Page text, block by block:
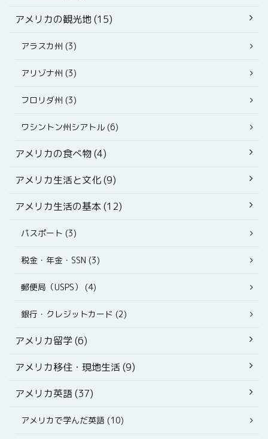
アメリカの観光地 (15)
アラスカ州 (3)
アリゾナ州 (3)
フロリダ州 (3)
ワシントン州シアトル (6)
アメリカの食べ物 (4)
アメリカ生活と文化 (9)
アメリカ生活の基本 (12)
パスポート (3)
税金・年金・SSN (3)
郵便局（USPS） (4)
銀行・クレジットカード (2)
アメリカ留学 (6)
アメリカ移住・現地生活 (9)
アメリカ英語 (37)
アメリカで学んだ英語 (10)